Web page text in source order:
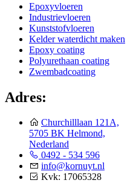
Epoxyvloeren
Industrievloeren
Kunststofvloeren
Kelder waterdicht maken
Epoxy coating
Polyurethaan coating
Zwembadcoating
Adres:
Churchilllaan 121A,
5705 BK Helmond,
Nederland
0492 - 534 596
info@kornuyt.nl
Kvk: 17065328